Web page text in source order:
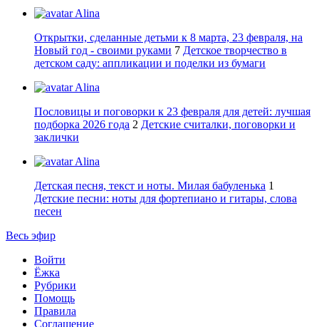
Alina
Открытки, сделанные детьми к 8 марта, 23 февраля, на
Новый год - своими руками 7 Детское творчество в
детском саду: аппликации и поделки из бумаги
Alina
Пословицы и поговорки к 23 февраля для детей: лучшая
подборка 2026 года 2 Детские считалки, поговорки и
заклички
Alina
Детская песня, текст и ноты. Милая бабуленька 1
Детские песни: ноты для фортепиано и гитары, слова
песен
Весь эфир
Войти
Ёжка
Рубрики
Помощь
Правила
Соглашение